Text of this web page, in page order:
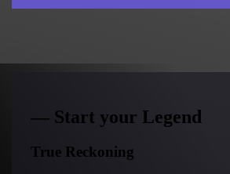
― Start your Legend
True Reckoning